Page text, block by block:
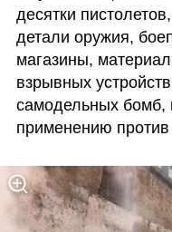
десятки
детали оружия,
магазины,
взрывных
самодельных бомб,
применению против